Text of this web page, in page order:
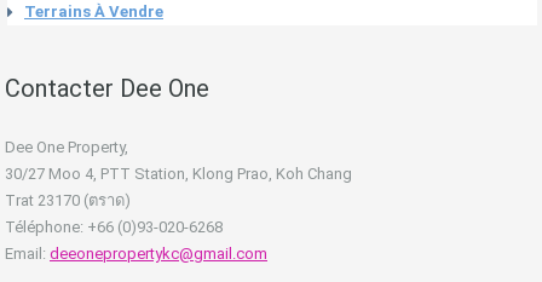
Terrains À Vendre
Contacter Dee One
Dee One Property,
30/27 Moo 4, PTT Station, Klong Prao, Koh Chang
Trat 23170 (ตราด)
Téléphone: +66 (0)93-020-6268
Email: deeonepropertykc@gmail.com